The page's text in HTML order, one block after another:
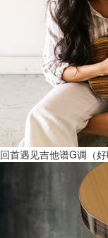
回首遇见吉他谱G调（